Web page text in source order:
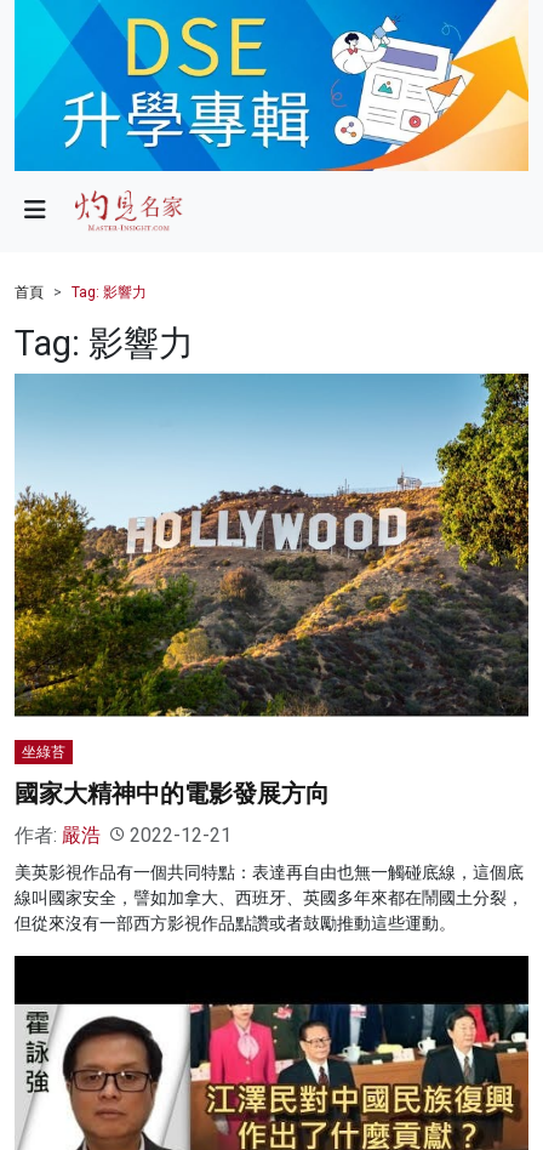
政局
財經
健康
影片
名家榜
灼見活動
關於我們
首頁 Tag: 影響力
Tag: 影響力
坐綠苔
國家大精神中的電影發展方向
作者: 嚴浩 2022-12-21
美英影視作品有一個共同特點：表達再自由也無一觸碰底線，這個底
線叫國家安全，譬如加拿大、西班牙、英國多年來都在鬧國土分裂，
但從來沒有一部西方影視作品點讚或者鼓勵推動這些運動。